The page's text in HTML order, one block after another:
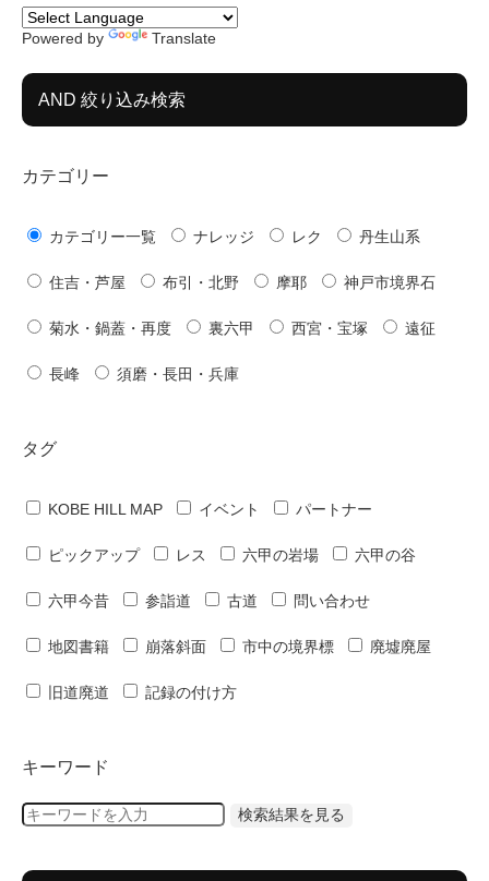
Powered by Translate
AND 絞り込み検索
カテゴリー
カテゴリー一覧 ナレッジ レク 丹生山系
住吉・芦屋 布引・北野 摩耶 神戸市境界石
菊水・鍋蓋・再度 裏六甲 西宮・宝塚 遠征
長峰 須磨・長田・兵庫
タグ
KOBE HILL MAP イベント パートナー
ピックアップ レス 六甲の岩場 六甲の谷
六甲今昔 参詣道 古道 問い合わせ
地図書籍 崩落斜面 市中の境界標 廃墟廃屋
旧道廃道 記録の付け方
キーワード